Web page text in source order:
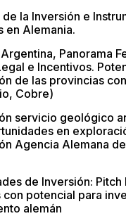
la Inversión e
en Alemania.
Panorama
e Incentivos.
de las provincias
Cobre)
servicio geológico
en
Agencia Alemana
de Inversión: Pitch
con potencial para
alemán